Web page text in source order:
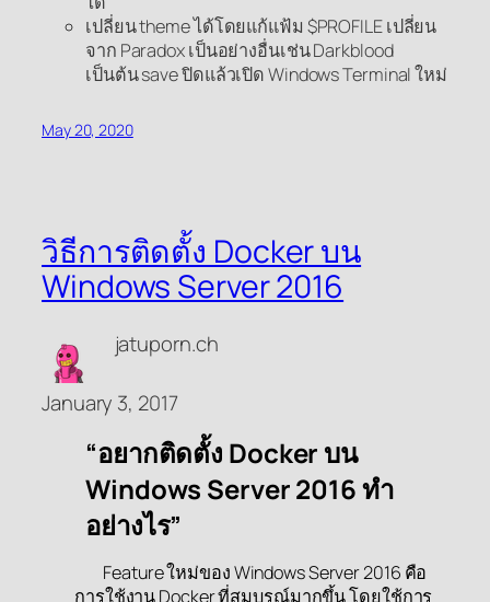
เปลี่ยน theme ได้โดยแก้แฟ้ม $PROFILE เปลี่ยน
จาก Paradox เป็นอย่างอื่นเช่น Darkblood
เป็นต้น save ปิดแล้วเปิด Windows Terminal ใหม่
May 20, 2020
วิธีการติดตั้ง Docker บน
Windows Server 2016
jatuporn.ch
January 3, 2017
“อยากติดตั้ง Docker บน
Windows Server 2016 ทำ
อย่างไร”
Feature ใหม่ของ Windows Server 2016 คือ
การใช้งาน Docker ที่สมบูรณ์มากขึ้น โดยใช้การ